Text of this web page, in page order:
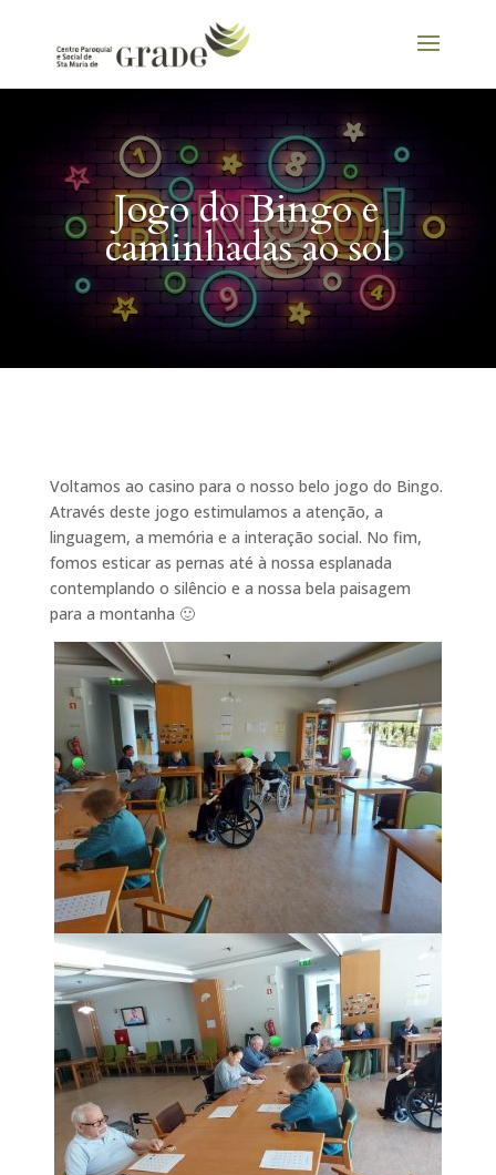
Jogo do Bingo e
caminhadas ao sol
Voltamos ao casino para o nosso belo jogo do Bingo.
Através deste jogo estimulamos a atenção, a
linguagem, a memória e a interação social. No fim,
fomos esticar as pernas até à nossa esplanada
contemplando o silêncio e a nossa bela paisagem
para a montanha 🙂